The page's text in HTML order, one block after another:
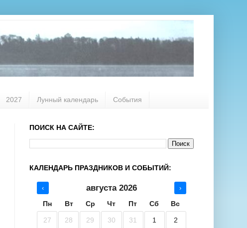
2027 Лунный календарь События
ПОИСК НА САЙТЕ:
КАЛЕНДАРЬ ПРАЗДНИКОВ И СОБЫТИЙ:
‹ августа 2026 ›
Пн Вт Ср Чт Пт Сб Вс
27 28 29 30 31 1 2